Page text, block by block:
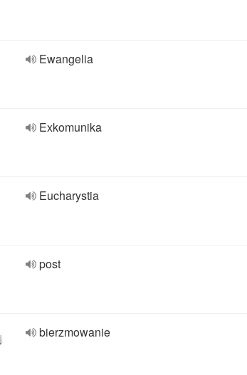
Ewangelia
Exkomunika
Eucharystia
post
bierzmowanie